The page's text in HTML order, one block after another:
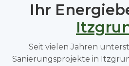
Ihr
Seit vielen Jahren
Sanierungsprojekte in